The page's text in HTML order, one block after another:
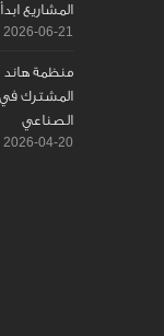
المشاريع
2026-06-21
منظمة هاند
المشترك
الصناعي
2026-04-20